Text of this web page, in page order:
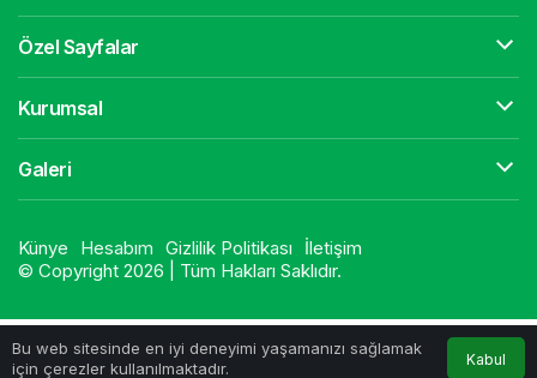
Bu web sitesinde en iyi deneyimi yaşamanızı sağlamak
için çerezler kullanılmaktadır.
Kabul
Anasayfa İletişim Instagram
Özel Sayfalar
Kurumsal
Galeri
Künye Hesabım Gizlilik Politikası
İletişim
© Copyright 2026 | Tüm Hakları Saklıdır.